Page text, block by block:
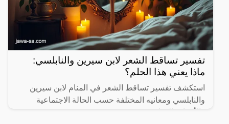
تفسير تساقط الشعر لابن سيرين والنابلسي:
ماذا يعني هذا الحلم؟
استكشف تفسير تساقط الشعر في المنام لابن سيرين
والنابلسي ومعانيه المختلفة حسب الحالة الاجتماعية